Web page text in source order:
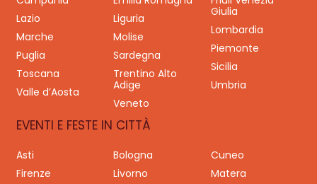
Giulia
Lazio
Liguria
Lombardia
Marche
Molise
Piemonte
Puglia
Sardegna
Sicilia
Toscana
Trentino Alto
Adige
Umbria
Valle d’Aosta
Veneto
EVENTI E FESTE IN CITTÀ
Asti Bologna
Cuneo
Firenze
Livorno
Matera